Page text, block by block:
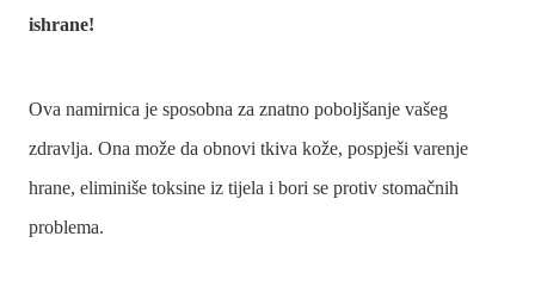
ishrane!
Ova namirnica je sposobna za znatno poboljšanje vašeg
zdravlja. Ona može da obnovi tkiva kože, pospješi varenje
hrane, eliminiše toksine iz tijela i bori se protiv stomačnih
problema.